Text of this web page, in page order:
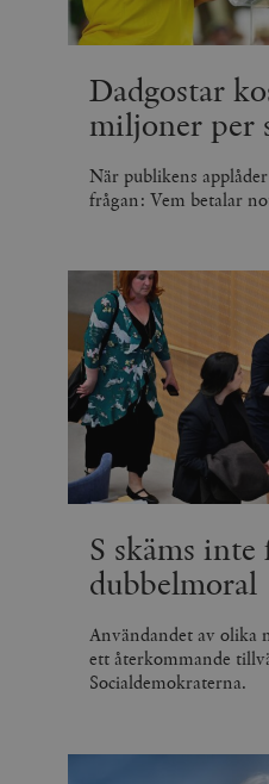
Dadgostar
miljoner per
När publikens
frågan: Vem betalar
S skäms
dubbelmoral
Användandet av olika
ett återkommande
Socialdemokraterna.